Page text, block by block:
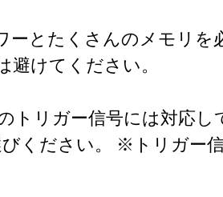
ーとたくさんのメモリ
けてください。
トリガー信号には対応
びください。 ※トリガ